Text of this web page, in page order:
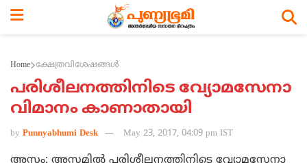
Home ക്ഷേത്രവിശേഷങ്ങള്‍
പരിശീലനത്തിനിടെ വ്യോമസേനാ
വിമാനം കാണാതായി
by Punnyabhumi Desk May 23, 2017, 04:09 pm IST
അസം: അസമില്‍ പരിശീലനത്തിനിടെ വ്യോമസേനാ